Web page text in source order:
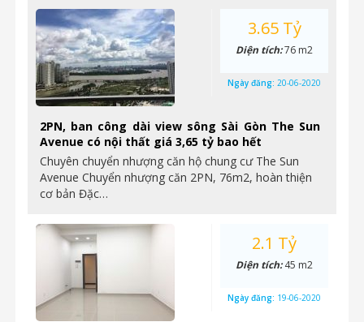
2PN, ban công dài view sông Sài Gòn The Sun
Avenue có nội thất giá 3,65 tỷ bao hết
Chuyên chuyển nhượng căn hộ chung cư The Sun
Avenue Chuyển nhượng căn 2PN, 76m2, hoàn thiện
cơ bản Đặc…
3.65 Tỷ
Diện tích:76 m2
Ngày đăng: 20-06-2020
2.1 Tỷ
Diện tích:45 m2
Ngày đăng: 19-06-2020